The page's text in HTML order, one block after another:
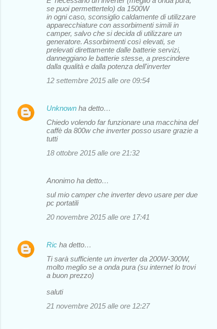
se puoi permettertelo) da 1500W
in ogni caso, sconsiglio caldamente di utilizzare
apparecchiature con assorbimenti simili in
camper, salvo che si decida di utilizzare un
generatore. Assorbimenti così elevati, se
prelevati direttamente dalle batterie servizi,
danneggiano le batterie stesse, a prescindere
dalla qualità e dalla potenza dell'inverter
12 settembre 2015 alle ore 09:54
Unknown ha detto…
Chiedo volendo far funzionare una macchina del
caffè da 800w che inverter posso usare grazie a
tutti
18 ottobre 2015 alle ore 21:32
Anonimo ha detto…
sul mio camper che inverter devo usare per due
pc portatili
20 novembre 2015 alle ore 17:41
Ric ha detto…
Ti sarà sufficiente un inverter da 200W-300W,
molto meglio se a onda pura (su internet lo trovi
a buon prezzo)
saluti
21 novembre 2015 alle ore 12:27